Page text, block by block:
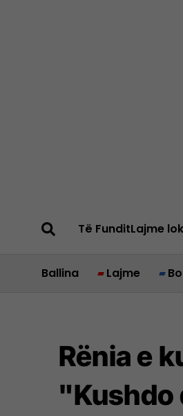
Të FunditLajme
Ballina Lajme
Rënia e
"Kushdo